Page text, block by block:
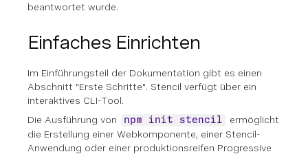
beantwortet wurde.
Einfaches Einrichten
Im Einführungsteil der Dokumentation gibt es einen
Abschnitt "Erste Schritte". Stencil verfügt über ein
interaktives CLI-Tool.
Die Ausführung von
npm init stencil
ermöglicht
die Erstellung einer Webkomponente, einer Stencil-
Anwendung oder einer produktionsreifen Progressive